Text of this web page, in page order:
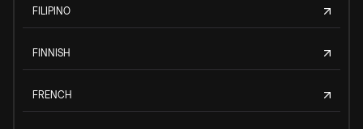
FILIPINO
FINNISH
FRENCH